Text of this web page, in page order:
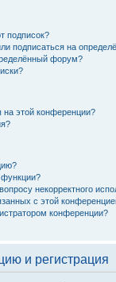
подписок?
подписаться на
форум?
этой конференции?
функции?
некорректного
с этой
конференции?
и регистрация